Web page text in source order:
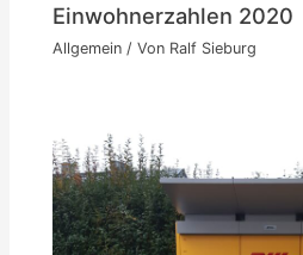
Einwohnerzahlen 2020
Allgemein / Von Ralf Sieburg